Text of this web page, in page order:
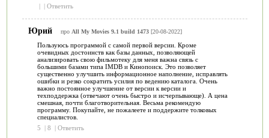
Ответить
Юрий про All My Movies 9.1 build 1473[20-08-2022]
Пользуюсь программой с самой первой версии. Кроме
очевидных достоинств как базы данных, позволяющей
анализировать свою фильмотеку для меня важна связь с
большими базами типа IMDB и Кинопоиск. Это позволяет
существенно улучшить информационное наполнение, исправлять
ошибки и резко сократить усилия по ведению каталога. Очень
важно постоянное улучшение от версии к версии и
техподдержка (отвечают очень быстро и исчерпывающе). А цена
смешная, почти благотворительная. Весьма рекомендую
программу. Покупайте, не пожалеете и поддержите толковых
специалистов.
5
| 8 | Ответить